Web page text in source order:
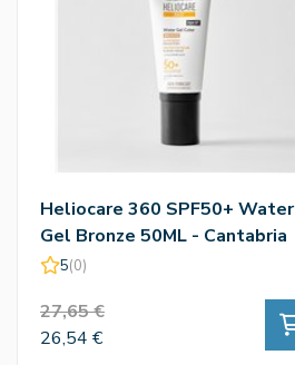
Heliocare 360 SPF50+ Water
Gel Bronze 50ML - Cantabria
Labs
5(0)
27,65 €
26,54 €